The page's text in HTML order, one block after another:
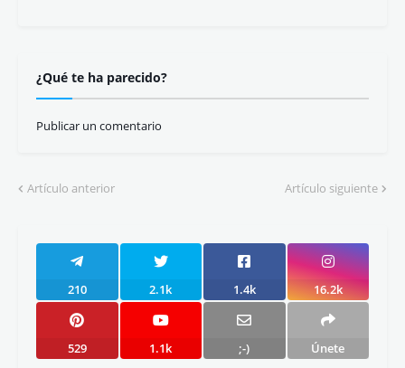
¿Qué te ha parecido?
Publicar un comentario
Artículo anterior Artículo siguiente
210 2.1k 1.4k 16.2k
529 1.1k ;-) Únete